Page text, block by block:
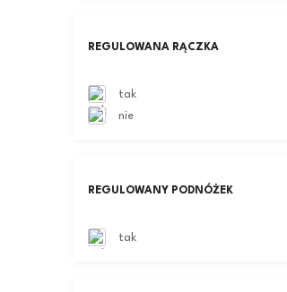
REGULOWANA RĄCZKA
tak
nie
REGULOWANY PODNÓŻEK
tak